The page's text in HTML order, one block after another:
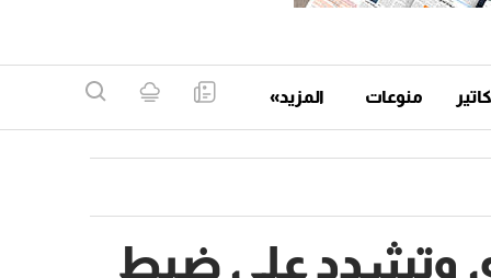
منوعات المزيد»
وتشدد على ضبط